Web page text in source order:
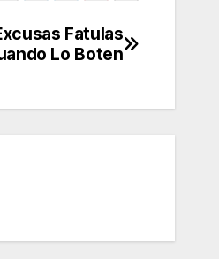
Fatulas
Lo Boten